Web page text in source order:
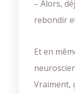
– Alors,
rebondir
Et en
Vraiment,